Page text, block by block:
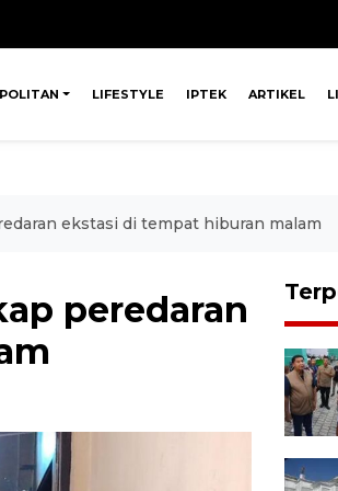
LIFESTYLE IPTEK ARTIKEL
ekstasi di tempat hiburan malam
peredaran